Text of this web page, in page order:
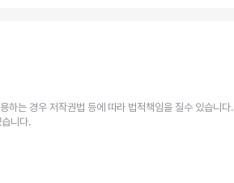
하는 경우 저작권법 등에 따라 법적책임을 질수 있습니다.
니다.